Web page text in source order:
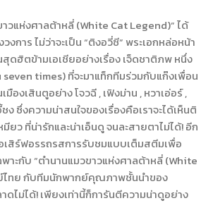
วแห่งศาลต้าหลี่ (White Cat Legend)”ได้
การ ไม่ว่าจะเป็น“ติงอวี่ซี” พระเอกหล่อหน้า
ดฮิตข้ามเอเชียอย่างเรื่อง เจ็ดชาติภพ หนึ่ง
seven times)ที่จะมาแท็กทีมร่วมกับแก๊งเพื่อน
มืองเสินตูอย่าง โจวฉี,เฟิงม่าน ,หวาเอ่อร์,
ง ซึ่งความน่าสนใจของเรื่องคือเราจะได้เห็นติ
มียว ที่น่ารักและน่าเอ็นดู จนละสายตาไม่ได้! อีก
เสิร์ฟอรรถรสการรับชมแบบเต็มสตีมเพื่อ
าะกับ“ตำนานแมวขาวแห่งศาลต้าหลี่ (White
ไทย กับทีมนักพากย์คุณภาพชั้นนำของ
ไม่ได้! เพียงเท่านี้ก็การันตีความน่าดูอย่าง